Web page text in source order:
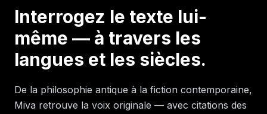
Interrogez le texte lui-
même — à travers les
langues et les siècles.
De la philosophie antique à la fiction contemporaine,
Miva retrouve la voix originale — avec citations des